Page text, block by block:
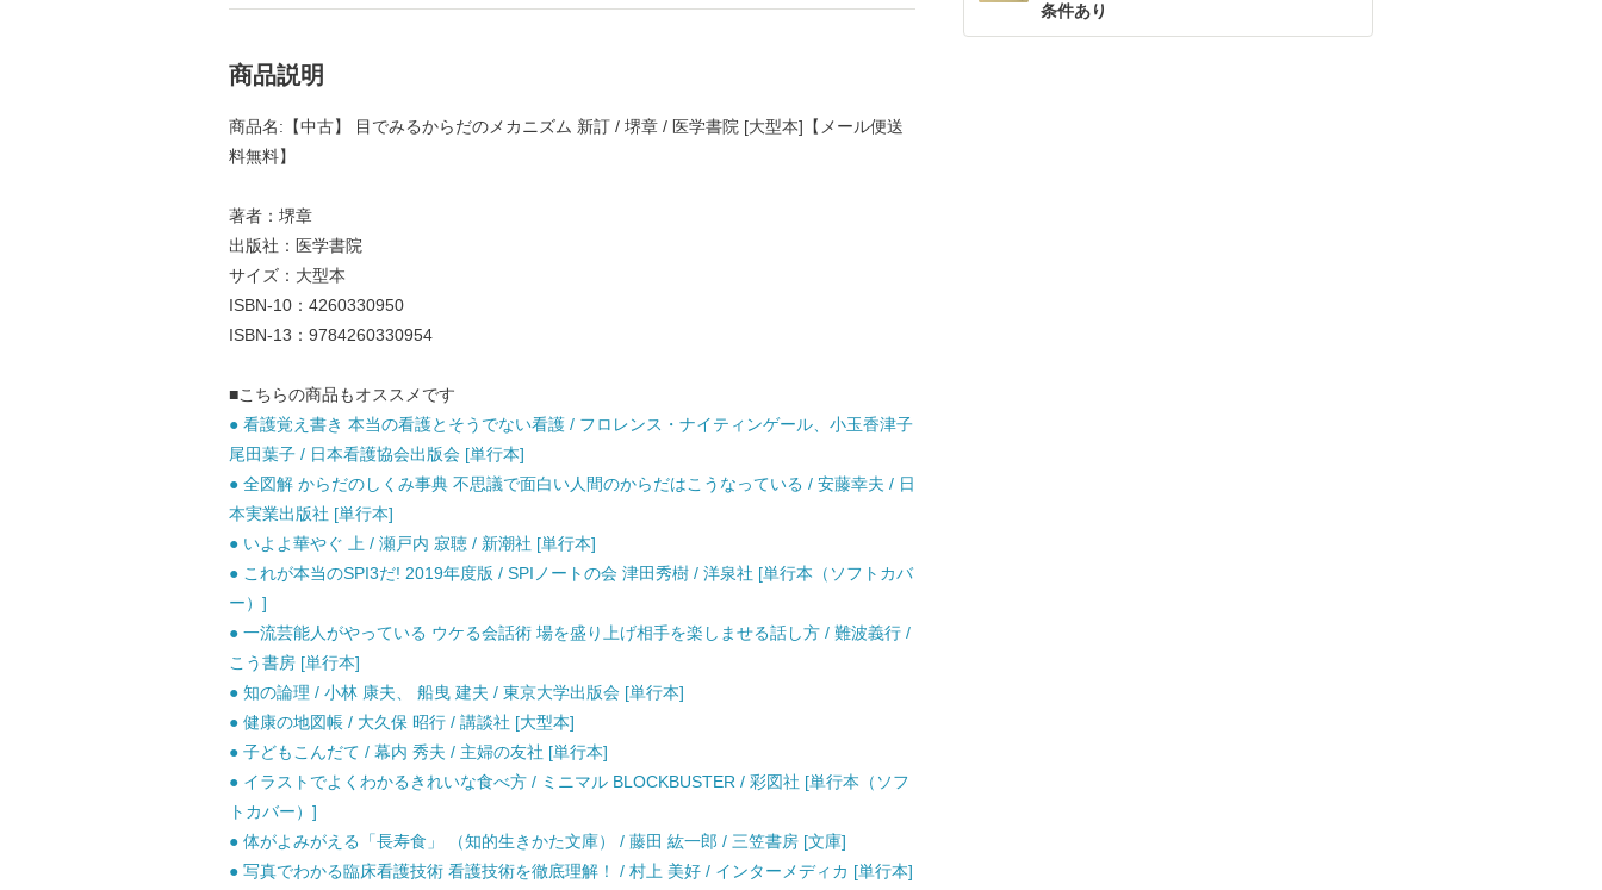
条件あり
商品説明
商品名:【中古】 目でみるからだのメカニズム 新訂 / 堺章 / 医学書院 [大型本]【メール便送
料無料】
著者：堺章
出版社：医学書院
サイズ：大型本
ISBN-10：4260330950
ISBN-13：9784260330954
■こちらの商品もオススメです
● 看護覚え書き 本当の看護とそうでない看護 / フロレンス・ナイティンゲール、小玉香津子
尾田葉子 / 日本看護協会出版会 [単行本]
● 全図解 からだのしくみ事典 不思議で面白い人間のからだはこうなっている / 安藤幸夫 / 日
本実業出版社 [単行本]
● いよよ華やぐ 上 / 瀬戸内 寂聴 / 新潮社 [単行本]
● これが本当のSPI3だ! 2019年度版 / SPIノートの会 津田秀樹 / 洋泉社 [単行本（ソフトカバ
ー）]
● 一流芸能人がやっている ウケる会話術 場を盛り上げ相手を楽しませる話し方 / 難波義行 /
こう書房 [単行本]
● 知の論理 / 小林 康夫、 船曳 建夫 / 東京大学出版会 [単行本]
● 健康の地図帳 / 大久保 昭行 / 講談社 [大型本]
● 子どもこんだて / 幕内 秀夫 / 主婦の友社 [単行本]
● イラストでよくわかるきれいな食べ方 / ミニマル BLOCKBUSTER / 彩図社 [単行本（ソフ
トカバー）]
● 体がよみがえる「長寿食」 （知的生きかた文庫） / 藤田 紘一郎 / 三笠書房 [文庫]
● 写真でわかる臨床看護技術 看護技術を徹底理解！ / 村上 美好 / インターメディカ [単行本]